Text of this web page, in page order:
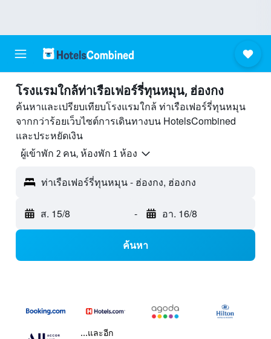
โรงแรมใกล้ท่าเรือเฟอร์รี่ทุนหมุน, ฮ่องกง
ค้นหาและเปรียบเทียบโรงแรมใกล้ ท่าเรือเฟอร์รี่ทุนหมุน
จากกว่าร้อยเว็บไซต์การเดินทางบน HotelsCombined
และประหยัดเงิน
ผู้เข้าพัก 2 คน, ห้องพัก 1 ห้อง
ท่าเรือเฟอร์รี่ทุนหมุน - ฮ่องกง, ฮ่องกง
ส. 15/8 - อา. 16/8
ค้นหา
...และอีก